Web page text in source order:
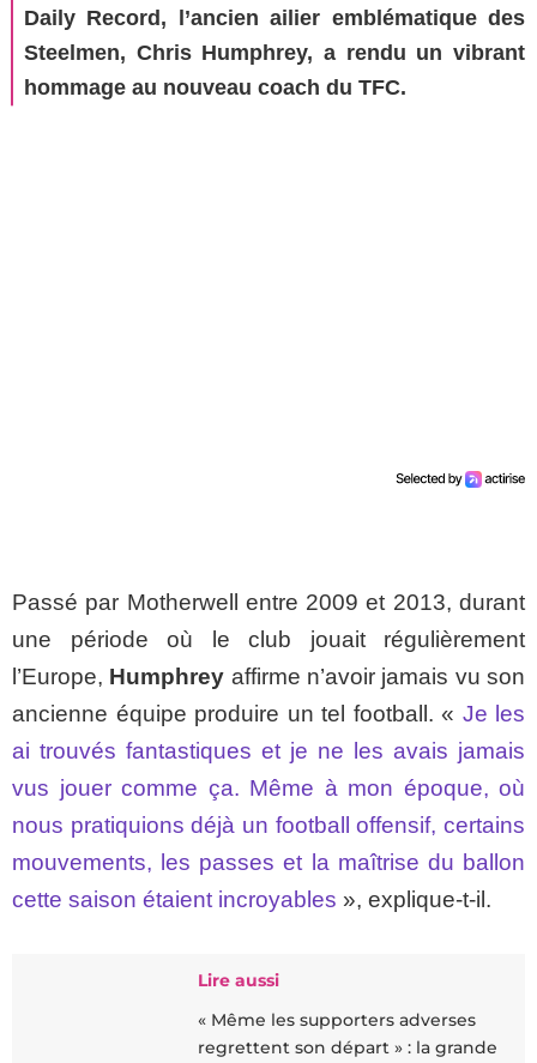
Daily Record, l’ancien ailier emblématique des
Steelmen, Chris Humphrey, a rendu un vibrant
hommage au nouveau coach du TFC.
Passé par Motherwell entre 2009 et 2013, durant
une période où le club jouait régulièrement
l’Europe, Humphrey affirme n’avoir jamais vu son
ancienne équipe produire un tel football. « Je les
ai trouvés fantastiques et je ne les avais jamais
vus jouer comme ça. Même à mon époque, où
nous pratiquions déjà un football offensif, certains
mouvements, les passes et la maîtrise du ballon
cette saison étaient incroyables », explique-t-il.
Lire aussi
« Même les supporters adverses
regrettent son départ » : la grande